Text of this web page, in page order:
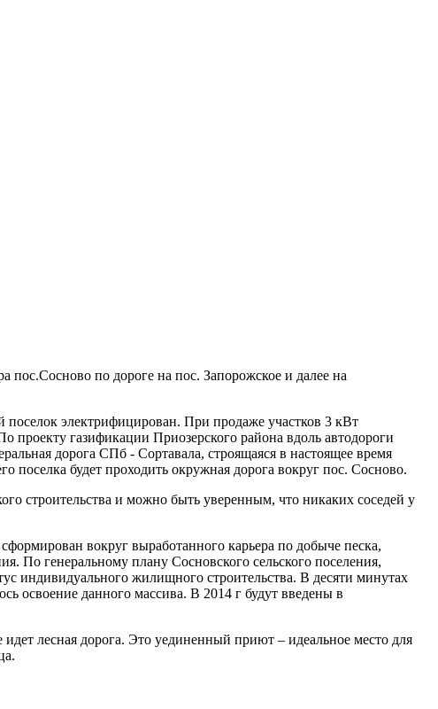
по дороге на пос. Запорожское и далее на
поселок электрифицирован. При продаже участков 3 кВт
проекту газификации Приозерского района вдоль автодороги
дорога СПб - Сортавала, строящаяся в настоящее время
поселка будет проходить окружная дорога вокруг пос. Сосново.
строительства и можно быть уверенным, что никаких соседей у
вокруг выработанного карьера по добыче песка,
По генеральному плану Сосновского сельского поселения,
индивидуального жилищного строительства. В десяти минутах
освоение данного массива. В 2014 г будут введены в
лесная дорога. Это уединенный приют – идеальное место для